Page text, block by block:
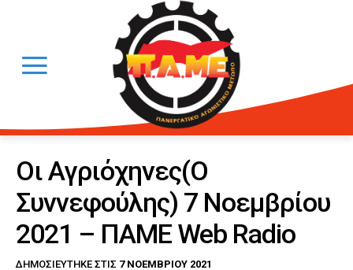
Οι Αγριόχηνες(Ο
Συννεφούλης) 7 Νοεμβρίου
2021 – ΠΑΜΕ Web Radio
ΔΗΜΟΣΙΕΎΤΗΚΕ ΣΤΙΣ 7 ΝΟΕΜΒΡΊΟΥ 2021